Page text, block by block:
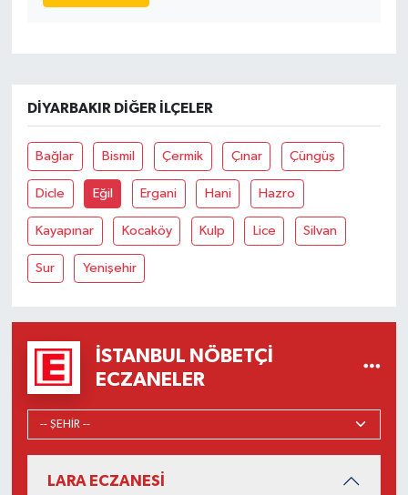
DIYARBAKIR DIĞER İLÇELER
Bağlar Bismil Çermik Çınar Çüngüş
Dicle Eğil Ergani Hani Hazro
Kayapınar Kocaköy Kulp Lice Silvan
Sur Yenişehir
İSTANBUL NÖBETÇI
ECZANELER
LARA ECZANESİ